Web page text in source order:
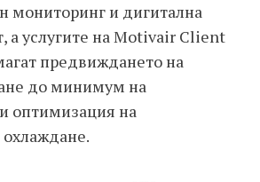
мониторинг и дигитална
а услугите на Motivair Client
предвиждането на
до минимум на
оптимизация на